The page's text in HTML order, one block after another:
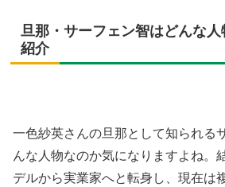
旦那・サーフェン智はどんな
紹介
一色紗英さんの旦那として知られる
んな人物なのか気になりますよね。
デルから実業家へと転身し、現在は